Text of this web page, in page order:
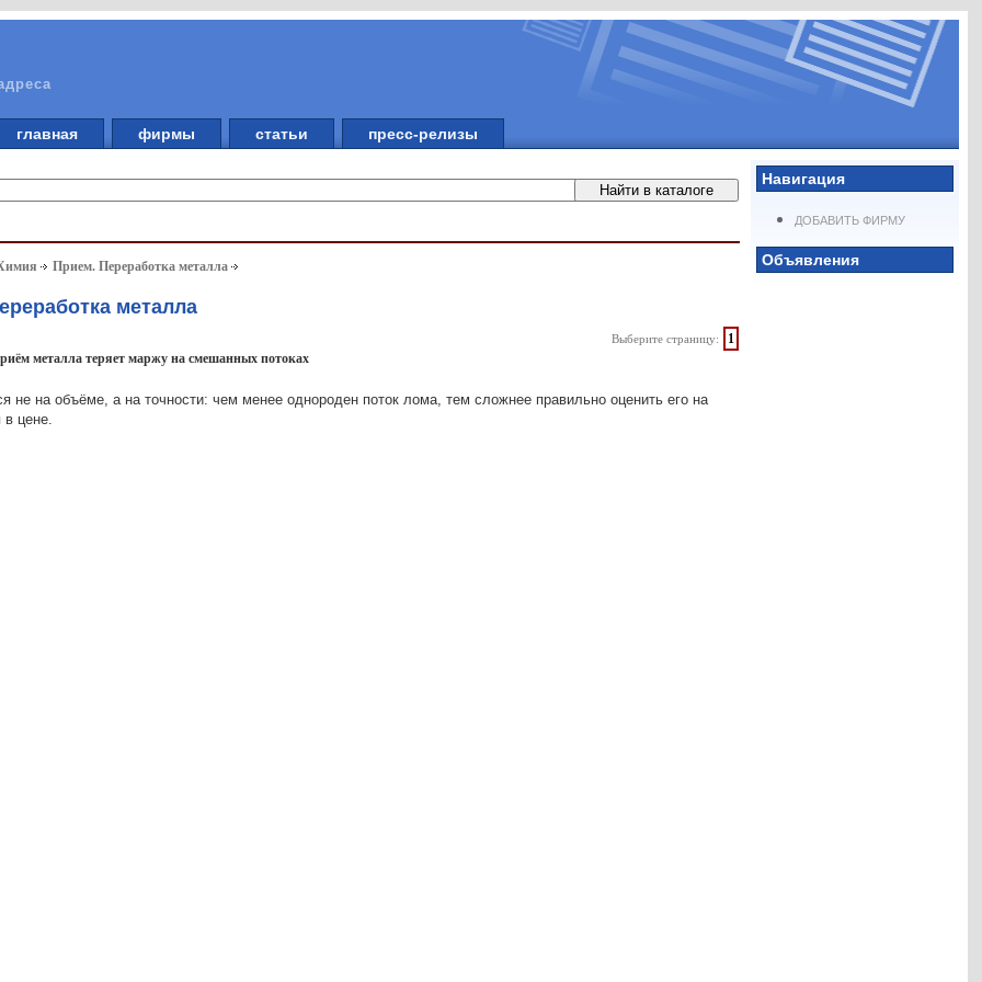
главная фирмы статьи пресс-релизы
Навигация
ДОБАВИТЬ ФИРМУ
Объявления
Прием. Переработка металла
металла
Выберите страницу:
1
металла теряет маржу на смешанных потоках
не на объёме, а на точности: чем менее однороден поток лома, тем сложнее правильно оценить его на
в цене.